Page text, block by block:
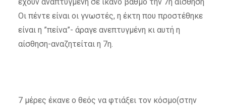
έχουν αναπτυγμένη σε ικανό βαθμό την 7η αίσθηση
Οι πέντε είναι οι γνωστές, η έκτη που προστέθηκε
είναι η ”πείνα”- άραγε ανεπτυγμένη κι αυτή η
αίσθηση-αναζητείται η 7η.
7 μέρες έκανε ο θεός να φτιάξει τον κόσμο(στην